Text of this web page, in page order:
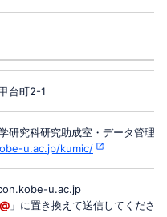
台町2-1
研究科研究助成室・データ管理
u.ac.jp/kumic/
u.ac.jp
@ 」に置き換えて送信してくださ